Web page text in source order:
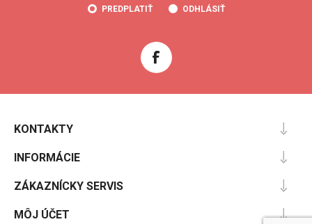
PREDPLATIŤ ODHLÁSIŤ
KONTAKTY
INFORMÁCIE
ZÁKAZNÍCKY SERVIS
MÔJ ÚČET